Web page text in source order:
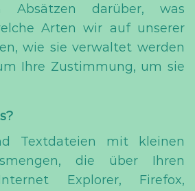
Absätzen darüber, was
Arten wir auf unserer
wie sie verwaltet werden
Ihre Zustimmung, um sie
Textdateien mit kleinen
die über Ihren
Explorer, Firefox,